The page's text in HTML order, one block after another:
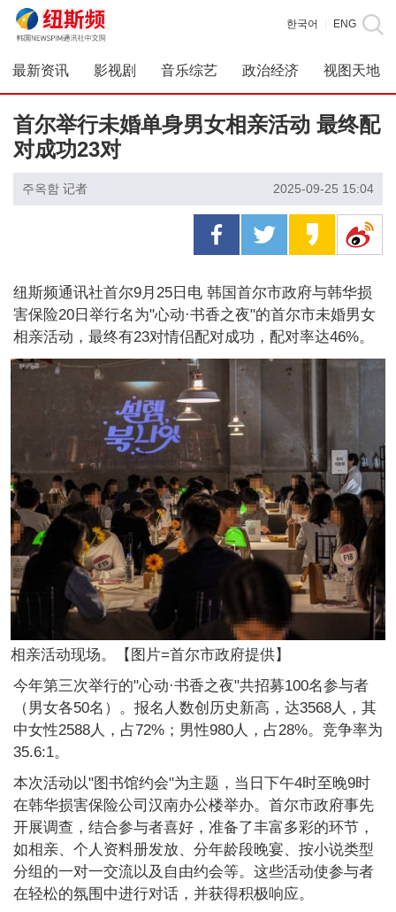
한국어 ENG
最新资讯 影视剧 音乐综艺 政治经济 视图天地
首尔举行未婚单身男女相亲活动 最终配
对成功23对
주옥함 记者 2025-09-25 15:04
纽斯频通讯社首尔9月25日电 韩国首尔市政府与韩华损
害保险20日举行名为"心动·书香之夜"的首尔市未婚男女
相亲活动，最终有23对情侣配对成功，配对率达46%。
相亲活动现场。【图片=首尔市政府提供】
今年第三次举行的"心动·书香之夜"共招募100名参与者
（男女各50名）。报名人数创历史新高，达3568人，其
中女性2588人，占72%；男性980人，占28%。竞争率为
35.6:1。
本次活动以"图书馆约会"为主题，当日下午4时至晚9时
在韩华损害保险公司汉南办公楼举办。首尔市政府事先
开展调查，结合参与者喜好，准备了丰富多彩的环节，
如相亲、个人资料册发放、分年龄段晚宴、按小说类型
分组的一对一交流以及自由约会等。这些活动使参与者
在轻松的氛围中进行对话，并获得积极响应。